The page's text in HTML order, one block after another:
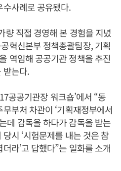
수사례로 공유됐다.
량 직접 경영해 본 경험을 지녔
혁신본부 정책총괄팀장, 기획
역임해 공공기관 정책을 추진
받는다.
공공기관장 워크숍’에서 “동
부처 차관이 ‘기획재정부에서
데 감독을 하다가 감독을 받는
시 ‘시험문제를 내는 것은 참
라’고 답했다”는 일화를 소개